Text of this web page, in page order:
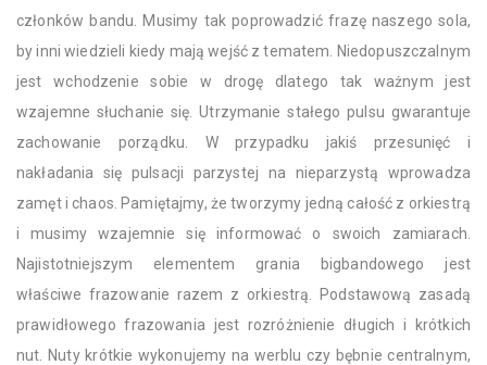
członków bandu. Musimy tak poprowadzić frazę naszego sola,
by inni wiedzieli kiedy mają wejść z tematem. Niedopuszczalnym
jest wchodzenie sobie w drogę dlatego tak ważnym jest
wzajemne słuchanie się. Utrzymanie stałego pulsu gwarantuje
zachowanie porządku. W przypadku jakiś przesunięć i
nakładania się pulsacji parzystej na nieparzystą wprowadza
zamęt i chaos. Pamiętajmy, że tworzymy jedną całość z orkiestrą
i musimy wzajemnie się informować o swoich zamiarach.
Najistotniejszym elementem grania bigbandowego jest
właściwe frazowanie razem z orkiestrą. Podstawową zasadą
prawidłowego frazowania jest rozróżnienie długich i krótkich
nut. Nuty krótkie wykonujemy na werblu czy bębnie centralnym,